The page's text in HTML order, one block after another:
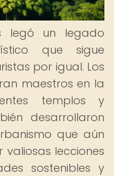
legó un legado
que sigue
por igual. Los
maestros en la
templos y
desarrollaron
que aún
lecciones
sostenibles y